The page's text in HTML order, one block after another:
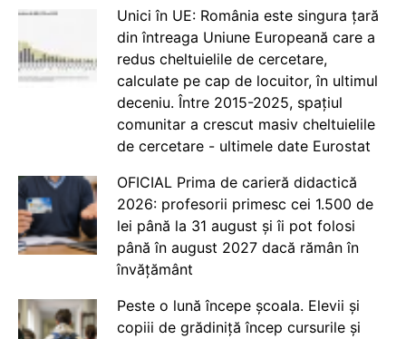
Unici în UE: România este singura țară
din întreaga Uniune Europeană care a
redus cheltuielile de cercetare,
calculate pe cap de locuitor, în ultimul
deceniu. Între 2015-2025, spațiul
comunitar a crescut masiv cheltuielile
de cercetare - ultimele date Eurostat
OFICIAL Prima de carieră didactică
2026: profesorii primesc cei 1.500 de
lei până la 31 august și îi pot folosi
până în august 2027 dacă rămân în
învățământ
Peste o lună începe școala. Elevii și
copiii de grădiniță încep cursurile și